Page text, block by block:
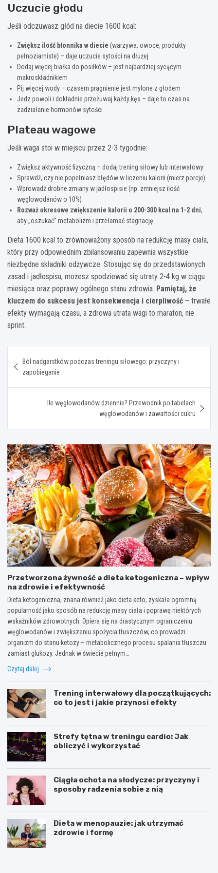
Uczucie głodu
Jeśli odczuwasz głód na diecie 1600 kcal:
Zwiększ ilość błonnika w diecie (warzywa, owoce, produkty
pełnoziarniste) – daje uczucie sytości na dłużej
Dodaj więcej białka do posiłków – jest najbardziej sycącym
makroskładnikiem
Pij więcej wody – czasem pragnienie jest mylone z głodem
Jedz powoli i dokładnie przeżuwaj każdy kęs – daje to czas na
zadziałanie hormonów sytości
Plateau wagowe
Jeśli waga stoi w miejscu przez 2-3 tygodnie:
Zwiększ aktywność fizyczną – dodaj trening siłowy lub interwałowy
Sprawdź, czy nie popełniasz błędów w liczeniu kalorii (mierz porcje)
Wprowadź drobne zmiany w jadłospisie (np. zmniejsz ilość
węglowodanów o 10%)
Rozważ okresowe zwiększenie kalorii o 200-300 kcal na 1-2 dni,
aby „oszukać” metabolizm i przełamać stagnację
Dieta 1600 kcal to zrównoważony sposób na redukcję masy ciała,
który przy odpowiednim zbilansowaniu zapewnia wszystkie
niezbędne składniki odżywcze. Stosując się do przedstawionych
zasad i jadłospisu, możesz spodziewać się utraty 2-4 kg w ciągu
miesiąca oraz poprawy ogólnego stanu zdrowia. Pamiętaj, że
kluczem do sukcesu jest konsekwencja i cierpliwość – trwałe
efekty wymagają czasu, a zdrowa utrata wagi to maraton, nie
sprint.
wpisu
Ból nadgarstków podczas treningu siłowego: przyczyny i
zapobieganie
Ile węglowodanów dziennie? Przewodnik po tabelach
węglowodanów i zawartości cukru
Przetworzona żywność a dieta ketogeniczna – wpływ
na zdrowie i efektywność
Dieta ketogeniczna, znana również jako dieta keto, zyskała ogromną
popularność jako sposób na redukcję masy ciała i poprawę niektórych
wskaźników zdrowotnych. Opiera się na drastycznym ograniczeniu
węglowodanów i zwiększeniu spożycia tłuszczów, co prowadzi
organizm do stanu ketozy – metabolicznego procesu spalania tłuszczu
zamiast glukozy. Jednak w świecie pełnym…
Czytaj dalej
Trening interwałowy dla początkujących:
co to jest i jakie przynosi efekty
Strefy tętna w treningu cardio: Jak
obliczyć i wykorzystać
Ciągła ochota na słodycze: przyczyny i
sposoby radzenia sobie z nią
Dieta w menopauzie: jak utrzymać
zdrowie i formę
J
Z